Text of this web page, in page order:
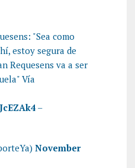
"Sea como
estoy segura de
Requesens va a ser
Vía
–
November